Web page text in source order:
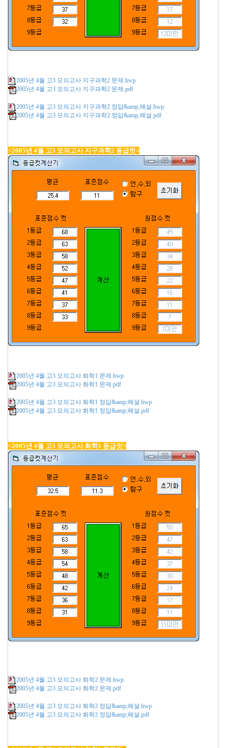
2005년 4월 고3 모의고사 지구과학2 문제.hwp
2005년 4월 고3 모의고사 지구과학2 문제.pdf
2005년 4월 고3 모의고사 지구과학2 정답&amp;해설.hwp
2005년 4월 고3 모의고사 지구과학2 정답&amp;해설.pdf
<2005년 4월 고3 모의고사 지구과학2 등급컷>
2005년 4월 고3 모의고사 화학1 문제.hwp
2005년 4월 고3 모의고사 화학1 문제.pdf
2005년 4월 고3 모의고사 화학1 정답&amp;해설.hwp
2005년 4월 고3 모의고사 화학1 정답&amp;해설.pdf
<2005년 4월 고3 모의고사 화학1 등급컷>
2005년 4월 고3 모의고사 화학2 문제.hwp
2005년 4월 고3 모의고사 화학2 문제.pdf
2005년 4월 고3 모의고사 화학2 정답&amp;해설.hwp
2005년 4월 고3 모의고사 화학2 정답&amp;해설.pdf